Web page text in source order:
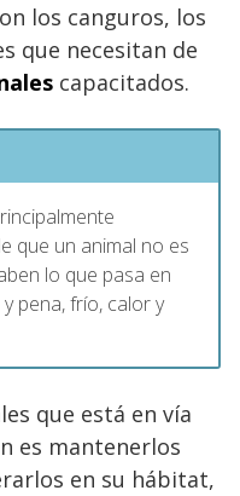
los canguros, los
que necesitan de
capacitados.
que un animal no es
lo que pasa en
pena, frío, calor y
que está en vía
es mantenerlos
en su hábitat,